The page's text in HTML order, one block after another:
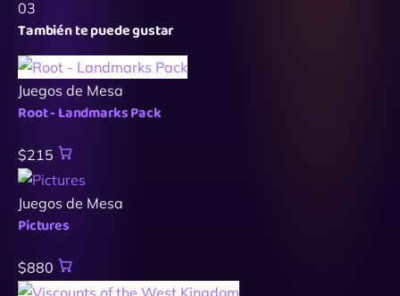
03
También te puede gustar
Juegos de Mesa
Root - Landmarks Pack
$215
Juegos de Mesa
Pictures
$880